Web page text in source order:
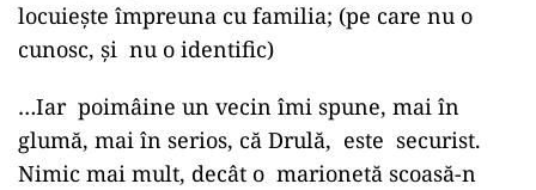
locuiește împreuna cu familia; (pe care nu o
cunosc, și nu o identific)
…Iar poimâine un vecin îmi spune, mai în
glumă, mai în serios, că Drulă, este securist.
Nimic mai mult, decât o marionetă scoasă-n